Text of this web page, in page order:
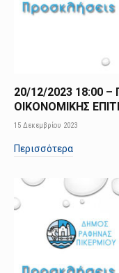
20/12/2023 18:00
ΟΙΚΟΝΟΜΙΚΗΣ
15 Δεκεμβρίου 2023
Περισσότερα